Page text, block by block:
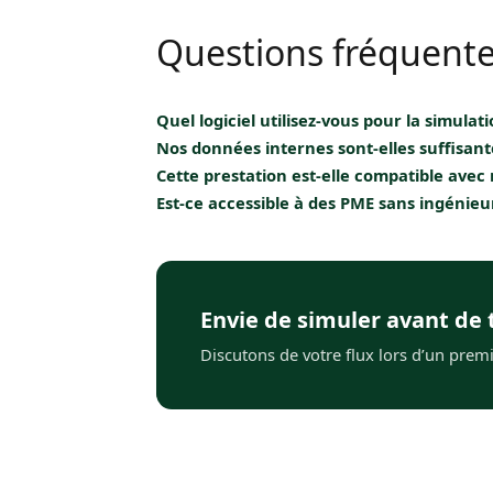
Questions
Quel logiciel utilisez-vous pour la
Nous utilisons des outils éprouvés
de la licence logicielle.
Nos données internes sont-elles
Nous travaillons avec les données
validée avant toute recommandation.
Cette prestation est-elle compatible
C’est précisément son point fort. Le
Est-ce accessible à des PME sans
Envie de simuler avant
Discutons de votre flux lors d’un